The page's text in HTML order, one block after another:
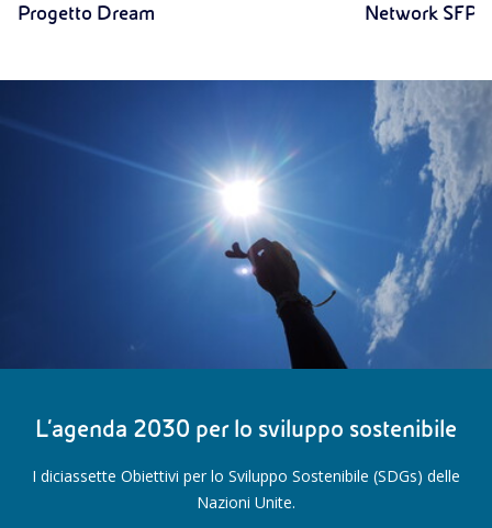
Progetto Dream Network SFPs
L’agenda 2030 per lo sviluppo sostenibile
I diciassette Obiettivi per lo Sviluppo Sostenibile (SDGs) delle
Nazioni Unite.